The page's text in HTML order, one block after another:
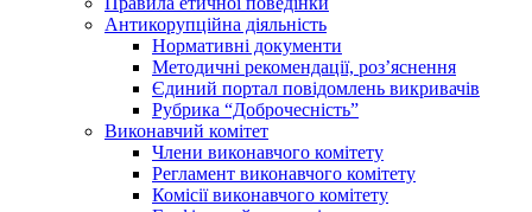
Антикорупційна діяльність
Нормативні документи
Методичні рекомендації, роз’яснення
Єдиний портал повідомлень викривачів
Рубрика “Доброчесність”
Виконавчий комітет
Члени виконавчого комітету
Регламент виконавчого комітету
Комісії виконавчого комітету